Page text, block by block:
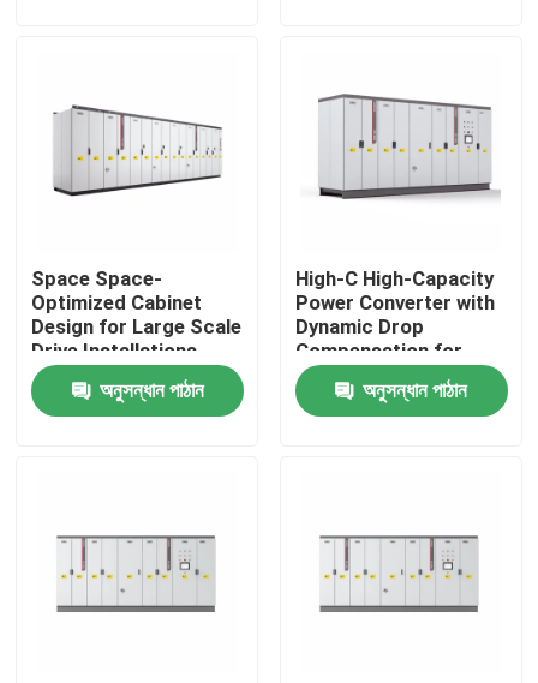
কারখানা পরিদর্শন
গুণমান নিয়ন্ত্রণ
একটি উদ্ধৃতি অনুরোধ করুন
Space Space-
Optimized Cabinet
Design for Large Scale
Drive Installations
Saving Valuable Floor
Space অনুসন্ধান পাঠান
High-C High-Capacity
Power Converter with
Dynamic Drop
Compensation for
Smooth Motor
Performance
অনুসন্ধান পাঠান